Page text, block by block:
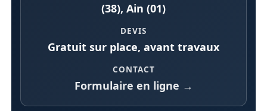
(38), Ain (01)
DEVIS
Gratuit sur place, avant travaux
CONTACT
Formulaire en ligne →